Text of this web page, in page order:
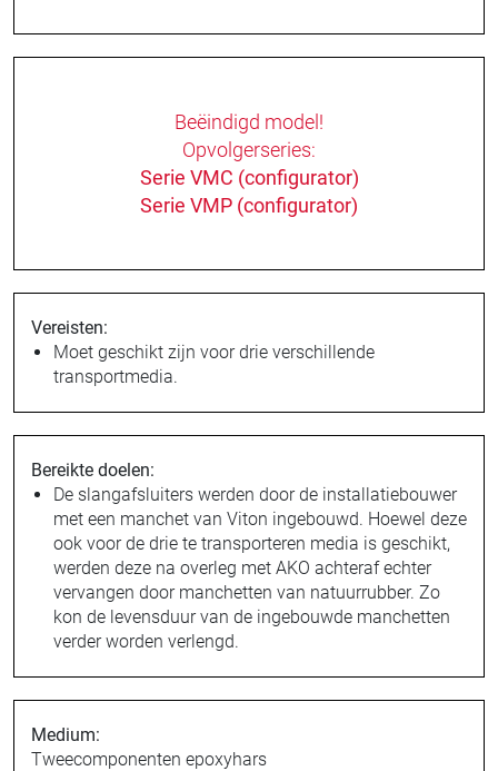
Beëindigd model!
Opvolgerseries:
Serie VMC (configurator)
Serie VMP (configurator)
Vereisten:
Moet geschikt zijn voor drie verschillende
transportmedia.
Bereikte doelen:
De slangafsluiters werden door de installatiebouwer
met een manchet van Viton ingebouwd. Hoewel deze
ook voor de drie te transporteren media is geschikt,
werden deze na overleg met AKO achteraf echter
vervangen door manchetten van natuurrubber. Zo
kon de levensduur van de ingebouwde manchetten
verder worden verlengd.
Medium:
Tweecomponenten epoxyhars